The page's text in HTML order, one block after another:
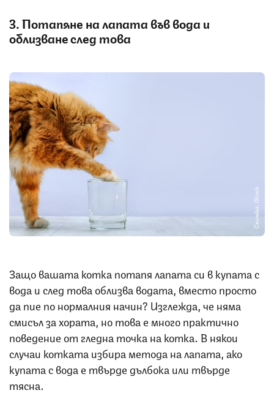
3. Потапяне на лапата във вода и
облизване след това
Снимка: iStock
Защо вашата котка потапя лапата си в купата с
вода и след това облизва водата, вместо просто
да пие по нормалния начин? Изглежда, че няма
смисъл за хората, но това е много практично
поведение от гледна точка на котка. В някои
случаи котката избира метода на лапата, ако
купата с вода е твърде дълбока или твърде
тясна.